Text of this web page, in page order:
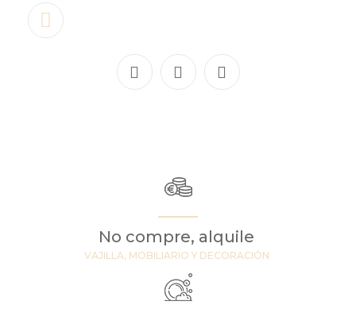
No compre, alquile
VAJILLA, MOBILIARIO Y DECORACIÓN